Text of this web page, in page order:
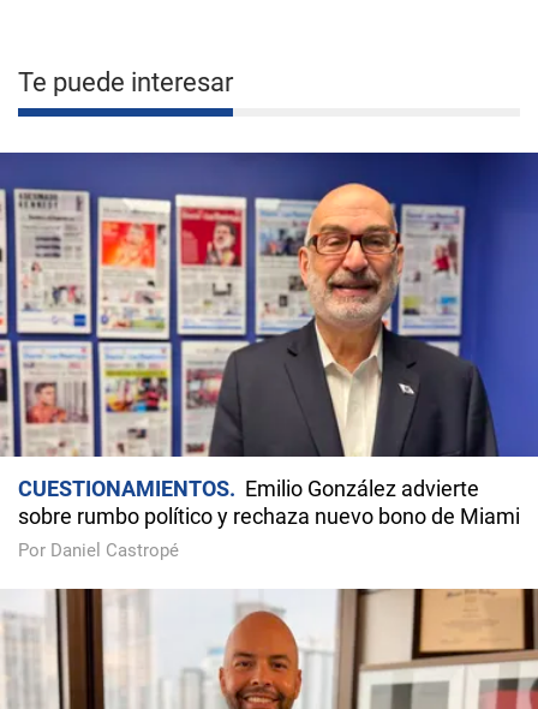
Te puede interesar
CUESTIONAMIENTOS
Emilio González advierte
sobre rumbo político y rechaza nuevo bono de Miami
Por Daniel Castropé